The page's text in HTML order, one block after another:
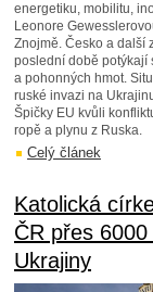
energetiku, mobilitu,
Leonore
Znojmě. Česko a další
poslední době potýkají
a pohonných hmot.
ruské invazi na
Špičky EU kvůli
ropě a plynu z Ruska.
Celý článek
Katolická
ČR přes
Ukrajiny